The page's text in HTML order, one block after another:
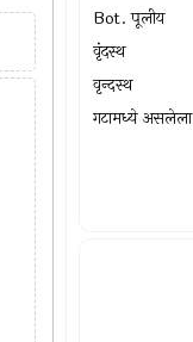
Bot. पूलीय
वृंदस्थ
वृन्दस्थ
गटामध्ये असलेला